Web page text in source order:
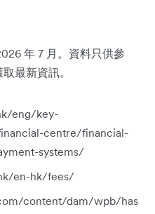
年 7 月。資料只供參
最新資訊。
eng/key-
centre/financial-
systems/
en-hk/fees/
content/dam/wpb/has